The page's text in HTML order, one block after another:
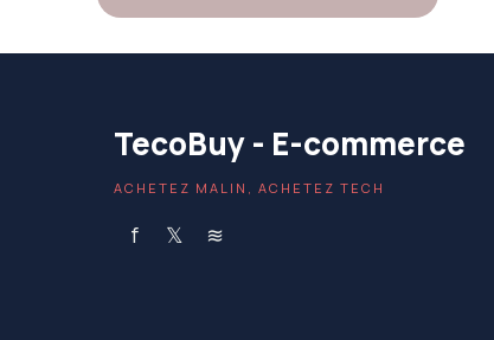
TecoBuy - E-commerce
ACHETEZ MALIN, ACHETEZ TECH
f 𝕏 ≋